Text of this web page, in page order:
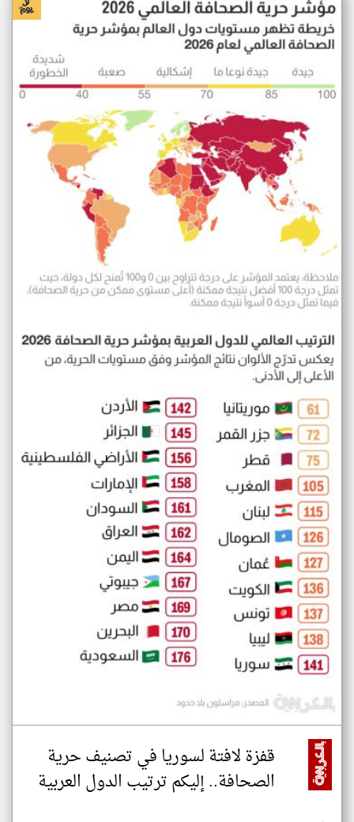
قفزة لافتة لسوريا في تصنيف حرية
الصحافة.. إليكم ترتيب الدول العربية